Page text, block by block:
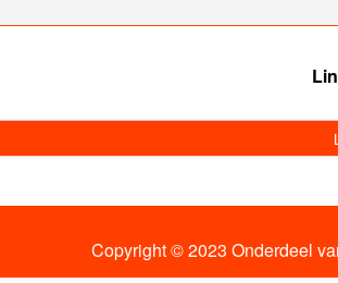
Copyright © 2023 Onderdeel